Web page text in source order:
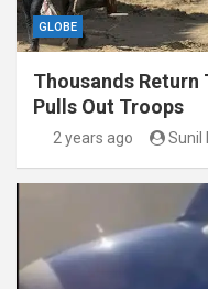
GLOBE
Thousands Return
Pulls Out Troops
2 years ago Sunil